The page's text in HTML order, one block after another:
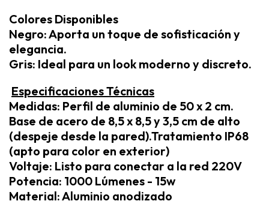
Colores Disponibles
Negro: Aporta un toque de sofisticación y
elegancia.
Gris: Ideal para un look moderno y discreto.
Especificaciones Técnicas
Medidas: Perfil de aluminio de 50 x 2 cm.
Base de acero de 8,5 x 8,5 y 3,5 cm de alto
(despeje desde la pared).Tratamiento IP68
(apto para color en exterior)
Voltaje: Listo para conectar a la red 220V
Potencia: 1000 Lúmenes - 15w
Material: Aluminio anodizado